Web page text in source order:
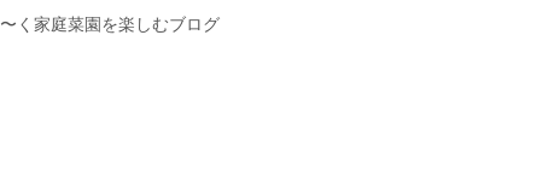
く家庭菜園を楽しむブログ